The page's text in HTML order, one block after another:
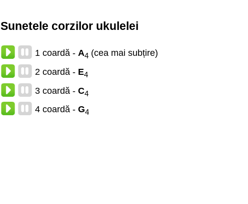
Sunetele corzilor ukulelei
1 coardă - A4 (cea mai subțire)
2 coardă - E4
3 coardă - C4
4 coardă - G4